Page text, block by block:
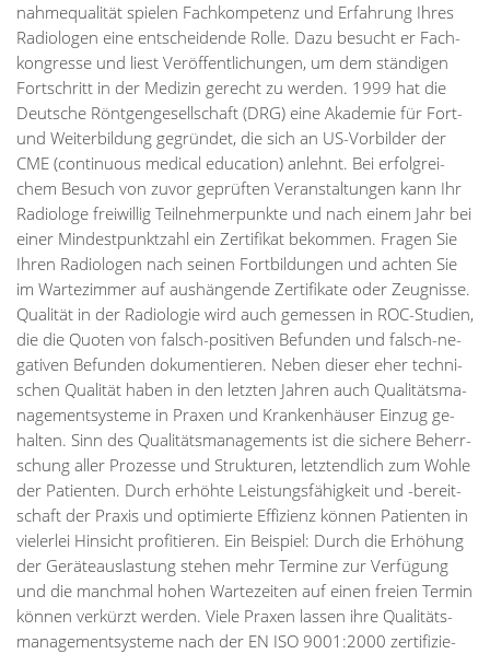
nah­me­qua­li­tät spie­len Fach­kom­pe­tenz und Er­fah­rung Ih­res
Ra­dio­lo­gen eine ent­schei­den­de Rol­le. Dazu be­sucht er Fach­
kon­gres­se und liest Ver­öf­fent­li­chun­gen, um dem stän­di­gen
Fort­schritt in der Me­di­zin ge­recht zu wer­den. 1999 hat die
Deut­sche Rönt­gen­ge­sell­schaft (DRG) eine Aka­de­mie für Fort-
und Wei­ter­bil­dung ge­grün­det, die sich an US-Vor­bil­der der
CME (con­ti­nuous me­di­cal edu­ca­ti­on) an­lehnt. Bei er­folg­rei­
chem Be­such von zu­vor ge­prüf­ten Ver­an­stal­tun­gen kann Ihr
Ra­dio­lo­ge frei­wil­lig Teil­neh­mer­punk­te und nach ei­nem Jahr bei
ei­ner Min­dest­punkt­zahl ein Zer­ti­fi­kat be­kom­men. Fra­gen Sie
Ih­ren Ra­dio­lo­gen nach sei­nen Fort­bil­dun­gen und ach­ten Sie
im War­te­zim­mer auf aus­hän­gen­de Zer­ti­fi­ka­te oder Zeug­nis­se.
Qua­li­tät in der Ra­dio­lo­gie wird auch ge­mes­sen in ROC-Stu­di­en,
die die Quo­ten von falsch-po­si­ti­ven Be­fun­den und falsch-ne­
ga­ti­ven Be­fun­den do­ku­men­tie­ren. Ne­ben die­ser eher tech­ni­
schen Qua­li­tät ha­ben in den letz­ten Jah­ren auch Qua­li­täts­ma­
nage­ment­sys­te­me in Pra­xen und Kran­ken­häu­ser Ein­zug ge­
hal­ten. Sinn des Qua­li­täts­ma­nage­ments ist die si­che­re Be­herr­
schung al­ler Pro­zes­se und Struk­tu­ren, letzt­end­lich zum Woh­le
der Pa­ti­en­ten. Durch er­höh­te Leis­tungs­fä­hig­keit und -be­reit­
schaft der Pra­xis und op­ti­mier­te Ef­fi­zi­enz kön­nen Pa­ti­en­ten in
vie­ler­lei Hin­sicht pro­fi­tie­ren. Ein Bei­spiel: Durch die Er­hö­hung
der Ge­rä­teaus­las­tung ste­hen mehr Ter­mi­ne zur Ver­fü­gung
und die manch­mal ho­hen War­te­zei­ten auf ei­nen frei­en Ter­min
kön­nen ver­kürzt wer­den. Vie­le Pra­xen las­sen ihre Qua­li­täts­
ma­nage­ment­sys­te­me nach der EN ISO 9001:2000 zer­ti­fi­zie­